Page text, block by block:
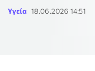
Υγεία 18.06.2026 14:51